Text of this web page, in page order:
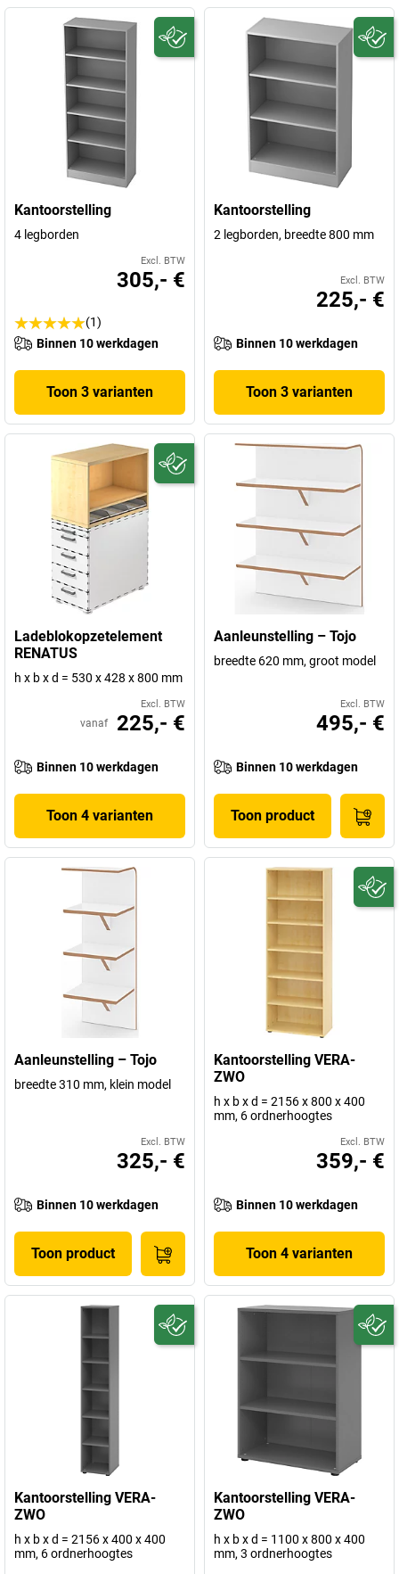
Kantoorstelling
4 legborden
Excl. BTW
305,- €
(1)
Binnen 10 werkdagen
Toon 3 varianten
Kantoorstelling
2 legborden, breedte 800 mm
Excl. BTW
225,- €
Binnen 10 werkdagen
Toon 3 varianten
Ladeblokopzetelement
RENATUS
h x b x d = 530 x 428 x 800 mm
Excl. BTW
vanaf 225,- €
Binnen 10 werkdagen
Toon 4 varianten
Aanleunstelling – Tojo
breedte 620 mm, groot model
Excl. BTW
495,- €
Binnen 10 werkdagen
Toon product
Aanleunstelling – Tojo
breedte 310 mm, klein model
Excl. BTW
325,- €
Binnen 10 werkdagen
Toon product
Kantoorstelling VERA-
ZWO
h x b x d = 2156 x 800 x 400
mm, 6 ordnerhoogtes
Excl. BTW
359,- €
Binnen 10 werkdagen
Toon 4 varianten
Kantoorstelling VERA-
ZWO
h x b x d = 2156 x 400 x 400
mm, 6 ordnerhoogtes
Kantoorstelling VERA-
ZWO
h x b x d = 1100 x 800 x 400
mm, 3 ordnerhoogtes